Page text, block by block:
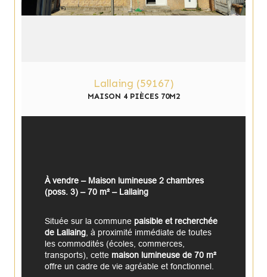
Lallaing (59167)
MAISON 4 PIÈCES 70M2
À vendre – Maison lumineuse 2 chambres
(poss. 3) – 70 m² – Lallaing
Située sur la commune paisible et recherchée
de Lallaing, à proximité immédiate de toutes
les commodités (écoles, commerces,
transports), cette maison lumineuse de 70 m²
offre un cadre de vie agréable et fonctionnel.